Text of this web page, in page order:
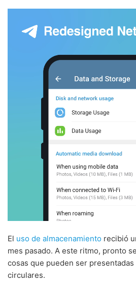
El uso de almacenamiento recibió
mes pasado. A este ritmo, pronto
cosas que pueden ser
circulares.